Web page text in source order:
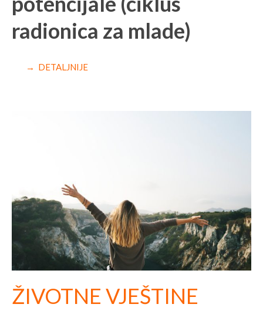
radionica za mlade)
→ DETALJNIJE
ŽIVOTNE VJEŠTINE